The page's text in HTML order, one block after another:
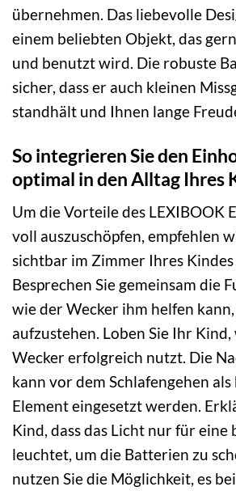
übernehmen. Das liebevolle
einem beliebten Objekt, das
und benutzt wird. Die robuste
sicher, dass er auch kleinen
standhält und Ihnen lange
So integrieren Sie den
optimal in den Alltag Ihres
Um die Vorteile des LEXIBOOK
voll auszuschöpfen, empfehlen
sichtbar im Zimmer Ihres
Besprechen Sie gemeinsam die
wie der Wecker ihm helfen
aufzustehen. Loben Sie Ihr Kind,
Wecker erfolgreich nutzt. Die
kann vor dem Schlafengehen
Element eingesetzt werden.
Kind, dass das Licht nur für eine
leuchtet, um die Batterien zu
nutzen Sie die Möglichkeit, es